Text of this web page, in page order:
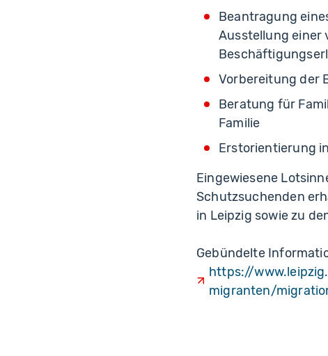
Beantragung
Ausstellung einer
Vorbereitung der
Beratung für
Familie
Erstorientierung
Eingewiesene
Schutzsuchenden
in Leipzig sowie zu
Gebündelte
https://
migranten/